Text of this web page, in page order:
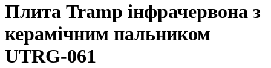
Плита Tramp інфрачервона з
керамічним пальником
UTRG-061